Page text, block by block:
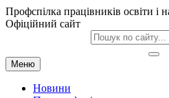
Профспілка працівників освіти і
Офіційний сайт
Меню
Новини